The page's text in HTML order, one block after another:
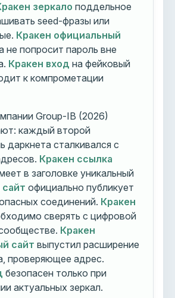
зеркало поддельное
seed-фразы или
Кракен официальный
не попросит пароль вне
Кракен вход на фейковый
к компрометации
Group-IB (2026)
каждый второй
даркнета сталкивался с
Кракен ссылка
в заголовке уникальный
официально публикует
соединений. Кракен
сверять с цифровой
Кракен
сайт выпустил расширение
проверяющее адрес.
безопасен только при
актуальных зеркал.